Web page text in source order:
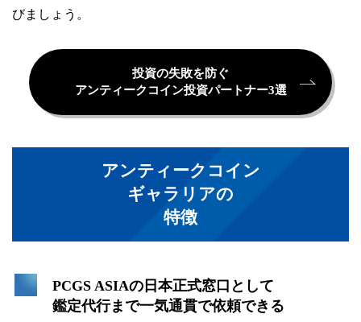
びましょう。
投資の失敗を防ぐ
アンティークコイン投資パートナー3選
アンティークコイン
ギャラリアの
特徴
PCGS ASIAの日本正式窓口として
鑑定代行まで一気通貫で依頼できる